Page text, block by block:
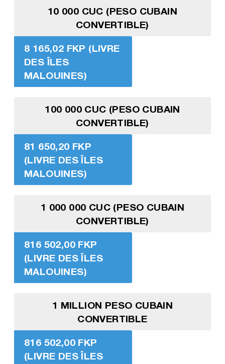
10 000 CUC (PESO CUBAIN
CONVERTIBLE)
8 165,02 FKP (LIVRE
DES ÎLES
MALOUINES)
100 000 CUC (PESO CUBAIN
CONVERTIBLE)
81 650,20 FKP
(LIVRE DES ÎLES
MALOUINES)
1 000 000 CUC (PESO CUBAIN
CONVERTIBLE)
816 502,00 FKP
(LIVRE DES ÎLES
MALOUINES)
1 MILLION PESO CUBAIN
CONVERTIBLE
816 502,00 FKP
(LIVRE DES ÎLES